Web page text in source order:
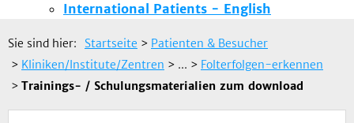
International Patients - English
Sie sind hier: Startseite > Patienten & Besucher
> Kliniken/Institute/Zentren > ... > Folterfolgen-erkennen
> Trainings- / Schulungsmaterialien zum download